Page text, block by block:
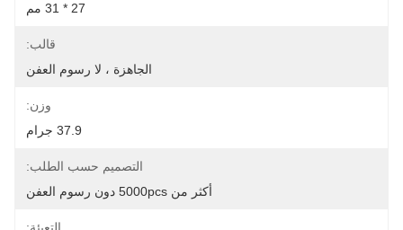
27 * 31 مم
قالب:
الجاهزة ، لا رسوم العفن
وزن:
37.9 جرام
التصميم حسب الطلب:
أكثر من 5000pcs دون رسوم العفن